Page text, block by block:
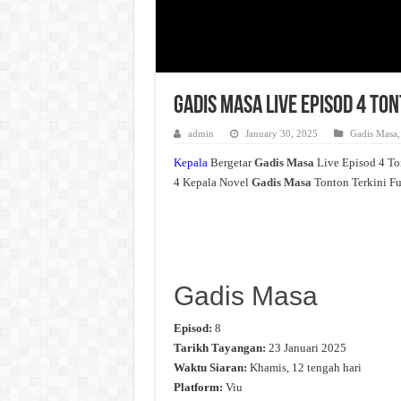
Gadis Masa Live Episod 4
admin January 30, 2025 Gadis Masa
KepalaBergetarGadis Masa Live Episod 4
4 Kepala NovelGadis Masa Tonton Terkini
Gadis Masa
Episod: 8
Tarikh Tayangan: 23 Januari 2025
Waktu Siaran: Khamis, 12 tengah hari
Platform: Viu